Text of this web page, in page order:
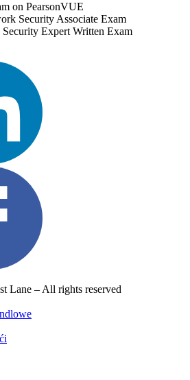
on PearsonVUE
Security Associate Exam
Expert Written Exam
Lane – All rights reserved